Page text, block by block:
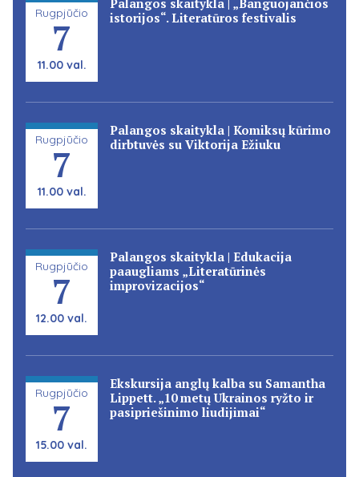
Rugpjūčio
7
11.00 val.
Palangos skaitykla | „Banguojančios
istorijos“. Literatūros festivalis
Rugpjūčio
7
11.00 val.
Palangos skaitykla | Komiksų kūrimo
dirbtuvės su Viktorija Ežiuku
Rugpjūčio
7
12.00 val.
Palangos skaitykla | Edukacija
paaugliams „Literatūrinės
improvizacijos“
Rugpjūčio
7
15.00 val.
Ekskursija anglų kalba su Samantha
Lippett. „10 metų Ukrainos ryžto ir
pasipriešinimo liudijimai“